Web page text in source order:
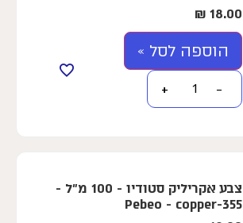
18.00
₪
הוספה לסל »
−
+
צבע אקריליק סטודיו - 100 מ"ל -
Pebeo - copper-355